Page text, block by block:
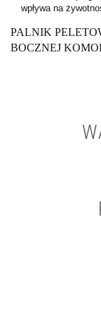
wpływa na
PALNIK
BOCZNEJ